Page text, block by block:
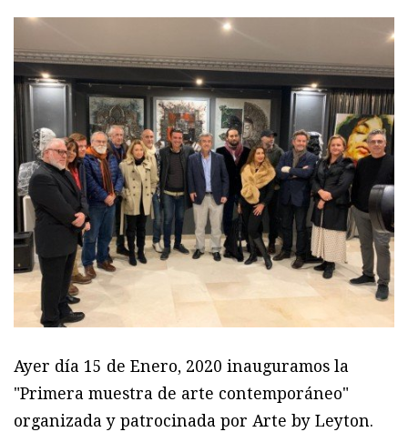
Ayer día 15 de Enero, 2020 inauguramos la
"Primera muestra de arte contemporáneo"
organizada y patrocinada por Arte by Leyton.